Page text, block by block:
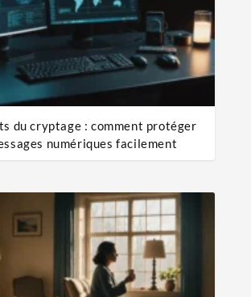
du cryptage : comment protéger
numériques facilement